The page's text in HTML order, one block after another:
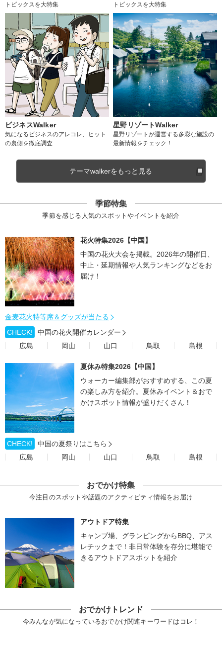
トピックスを大特集 トピックスを大特集
ビジネスWalker
気になるビジネスのアレコレ、ヒット
の裏側を徹底調査
星野リゾートWalker
星野リゾートが運営する多彩な施設の
最新情報をチェック！
テーマwalkerをもっと見る
季節特集
季節を感じる人気のスポットやイベントを紹介
花火特集2026【中国】
中国の花火大会を掲載。2026年の開催日、
中止・延期情報や人気ランキングなどをお
届け！
金麦花火特等席＆グッズが当たる
CHECK!
中国の花火開催カレンダー
広島
岡山 山口 鳥取 島根
夏休み特集2026【中国】
ウォーカー編集部がおすすめする、この夏
の楽しみ方を紹介。夏休みイベント＆おで
かけスポット情報が盛りだくさん！
CHECK!
中国の夏祭りはこちら
広島
岡山 山口 鳥取 島根
おでかけ特集
今注目のスポットや話題のアクティビティ情報をお届け
アウトドア特集
キャンプ場、グランピングからBBQ、アス
レチックまで！非日常体験を存分に堪能で
きるアウトドアスポットを紹介
おでかけトレンド
今みんなが気になっているおでかけ関連キーワードはコレ！